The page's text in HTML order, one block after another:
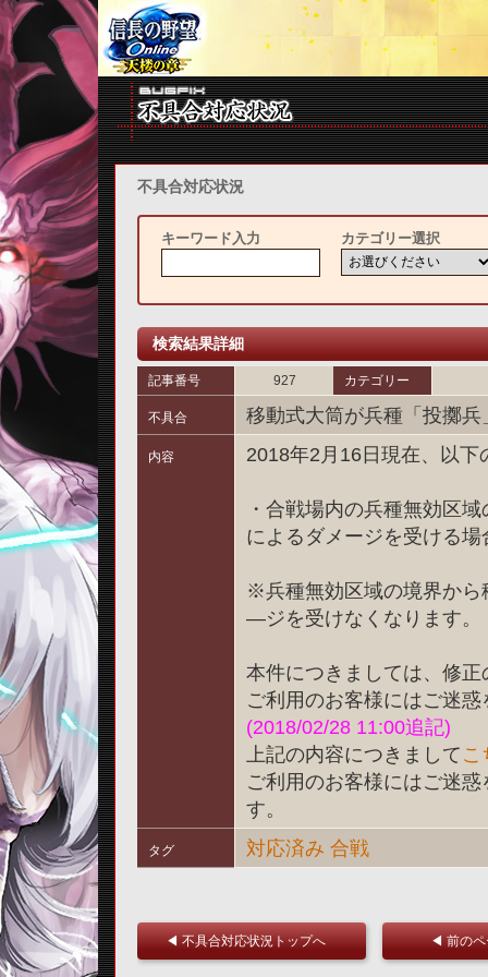
不具合対応状況
キーワード入力 カテゴリー選択
検索結果詳細
記事番号 927 カテゴリー
不具合 移動式大筒が兵種「投擲
内容 2018年2月16日現在、以
・合戦場内の兵種無効区
によるダメージを受ける場
※兵種無効区域の境界から
―ジを受けなくなります。
本件につきましては、修
ご利用のお客様にはご迷
(2018/02/28 11:00追記)
上記の内容につきましてこ
ご利用のお客様にはご迷
す。
タグ 対応済み 合戦
◀ 不具合対応状況トップへ ◀ 前の